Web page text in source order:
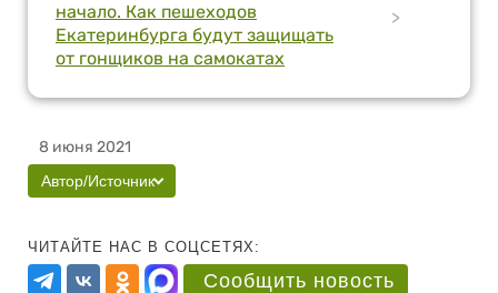
начало. Как пешеходов
Екатеринбурга будут защищать
от гонщиков на самокатах
>
8 июня 2021
Автор/Источник
ЧИТАЙТЕ НАС В СОЦСЕТЯХ:
Сообщить новость